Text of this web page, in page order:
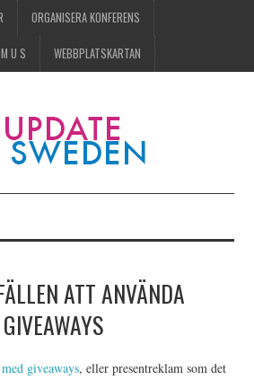
ORGANISERA KONFERENS
U S WEBBPLATSKARTAN
ATT ANVÄNDA
GIVEAWAYS
giveaways, eller presentreklam som det